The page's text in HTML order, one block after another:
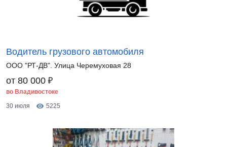
Водитель грузового автомобиля
ООО "РТ-ДВ". Улица Черемуховая 28
от 80 000 ₽
во Владивостоке
30 июля
5225